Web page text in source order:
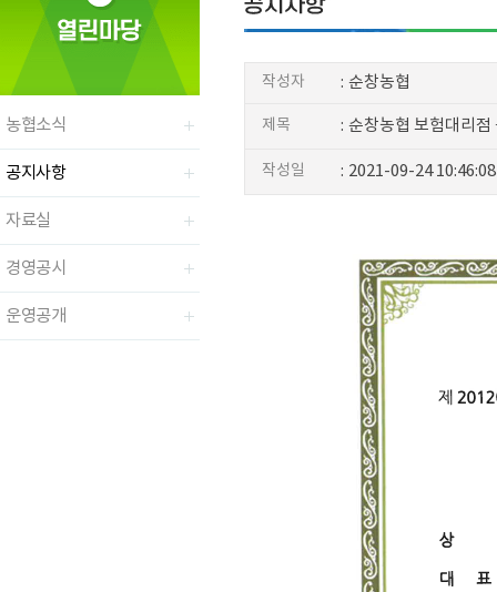
농협소식
공지사항
자료실
경영공시
운영공개
작성자 : 순창농협
제목 : 순창농협 보험대리점
작성일 : 2021-09-24 10:46:08